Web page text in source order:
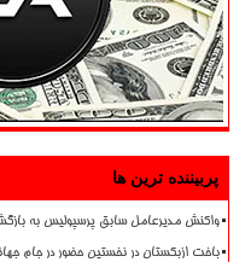
پربیننده ترین ها
واکنش مدیرعامل سابق پرسپولیس به
باخت ازبکستان در نخستین حضور در جام